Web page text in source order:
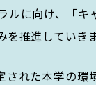
屋海岸清掃
ルに向け、「キ
推進していきま
された本学の環